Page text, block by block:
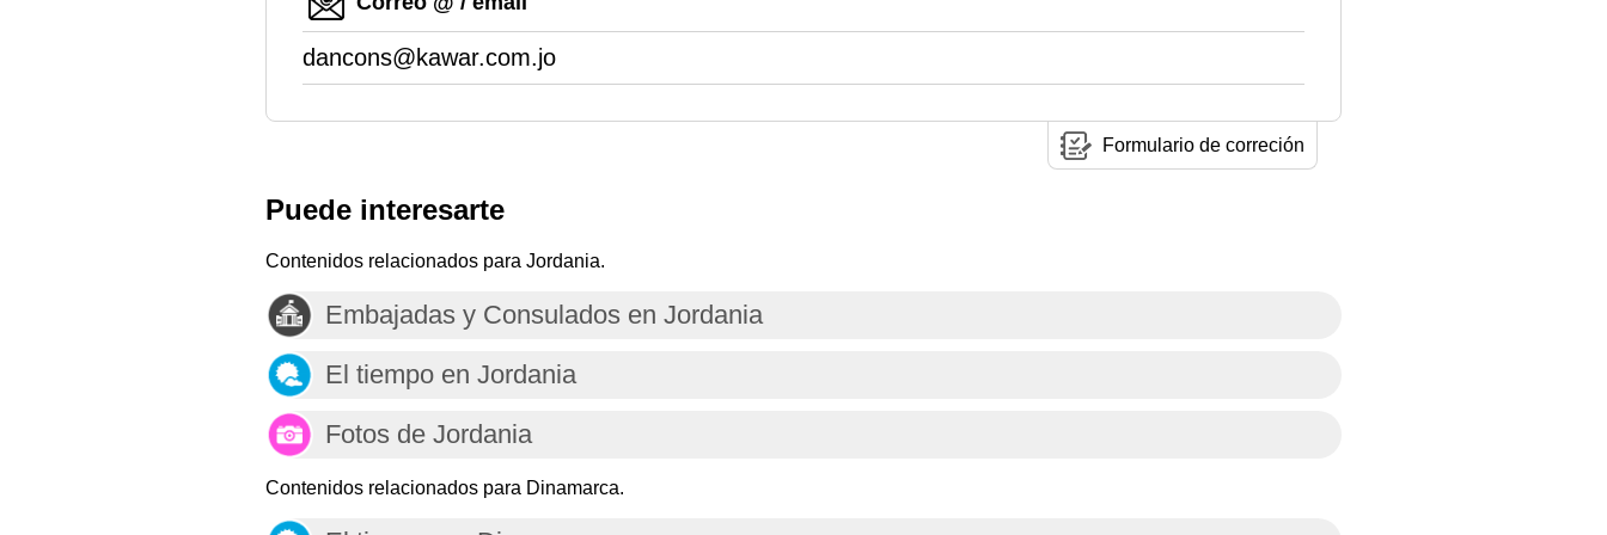
dancons@kawar.com.jo
Formulario de correción
Puede interesarte
Contenidos relacionados para Jordania.
Embajadas y Consulados en Jordania
El tiempo en Jordania
Fotos de Jordania
Contenidos relacionados para Dinamarca.